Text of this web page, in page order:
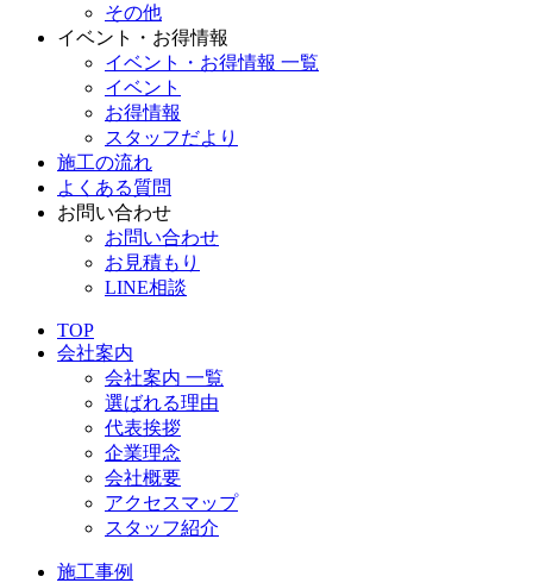
その他
イベント・お得情報
イベント・お得情報 一覧
イベント
お得情報
スタッフだより
施工の流れ
よくある質問
お問い合わせ
お問い合わせ
お見積もり
LINE相談
TOP
会社案内
会社案内 一覧
選ばれる理由
代表挨拶
企業理念
会社概要
アクセスマップ
スタッフ紹介
施工事例